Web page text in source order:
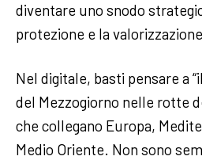
diventare uno snodo
protezione e la
Nel digitale, basti pensare a
del Mezzogiorno nelle rotte
che collegano Europa,
Medio Oriente. Non sono